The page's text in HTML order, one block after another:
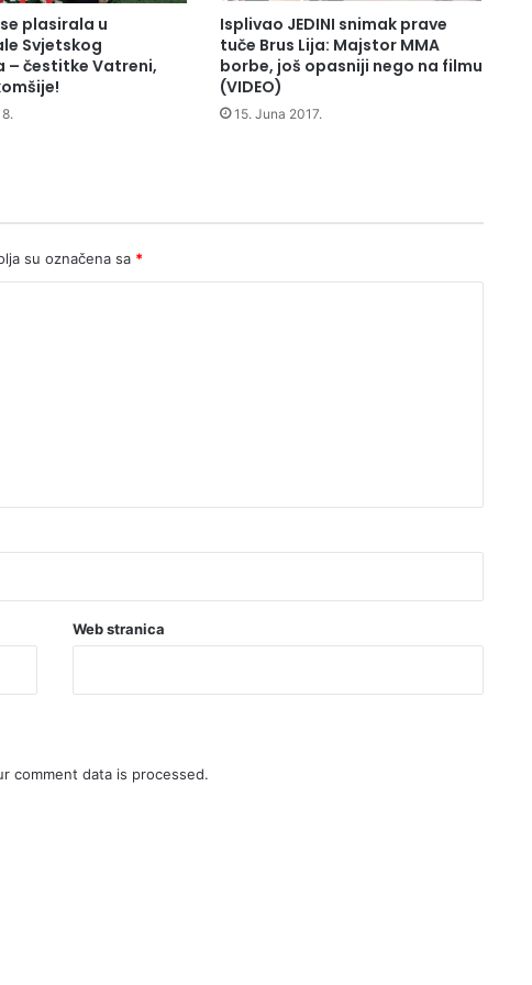
v
n
”
plasirala u
Svjetskog
– čestitke Vatreni,
Isplivao JEDINI snimak prave
tuče Brus Lija: Majstor MMA
borbe, još opasniji nego na filmu
(VIDEO)
15. Juna 2017.
su označena sa *
Web stranica
comment data is processed.